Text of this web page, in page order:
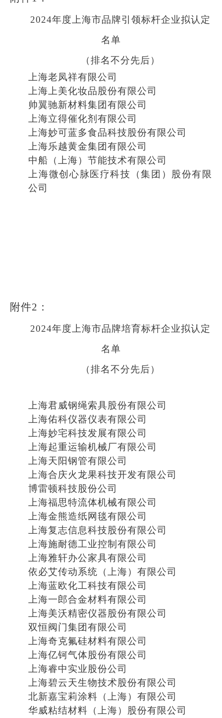
2024年度 上海市品牌引领标杆企业拟认定
名单
（排名不分先后）
上海老凤祥有限公司
上海上美化妆品股份有限公司
帅翼驰新材料集团有限公司
上海立得催化剂有限公司
上海妙可蓝多食品科技股份有限公司
上海乐越黄金集团有限公司
中船（上海）节能技术有限公司
上海微创心脉医疗科技（集团）股份有限
公司
附件2 ：
2024年度 上海市品牌培育标杆企业拟认定
名单
（排名不分先后）
上海君威钢绳索具股份有限公司
上海佑科仪器仪表有限公司
上海妙宅科技发展有限公司
上海起重运输机械厂有限公司
上海天阳钢管有限公司
上海合庆火龙果科技开发有限公司
博雷顿科技股份公司
上海福思特流体机械有限公司
上海金熊造纸网毯有限公司
上海复志信息科技股份有限公司
上海施耐德工业控制有限公司
上海雅轩办公家具有限公司
依必艾传动系统（上海）有限公司
上海蓝欧化工科技有限公司
上海一郎合金材料有限公司
上海美沃精密仪器股份有限公司
双恒阀门集团有限公司
上海奇克氟硅材料有限公司
上海亿钶气体股份有限公司
上海睿中实业股份公司
上海碧云天生物技术股份有限公司
北新嘉宝莉涂料（上海）有限公司
华威粘结材料（上海）股份有限公司